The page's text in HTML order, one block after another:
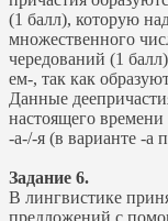
(1 балл), которую
множественного
чередований (1
ем-, так как
Данные
настоящего
-а-/-я (в варианте -а
Задание 6.
В лингвистике